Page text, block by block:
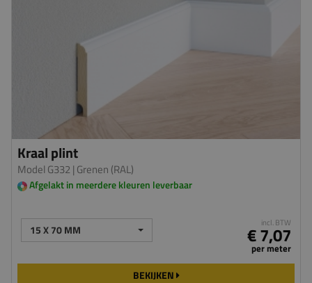
Kraal plint
Model G332| Grenen (RAL)
Afgelakt in meerdere kleuren leverbaar
15 X 70 MM incl. BTW
€ 7,07
per meter
BEKIJKEN